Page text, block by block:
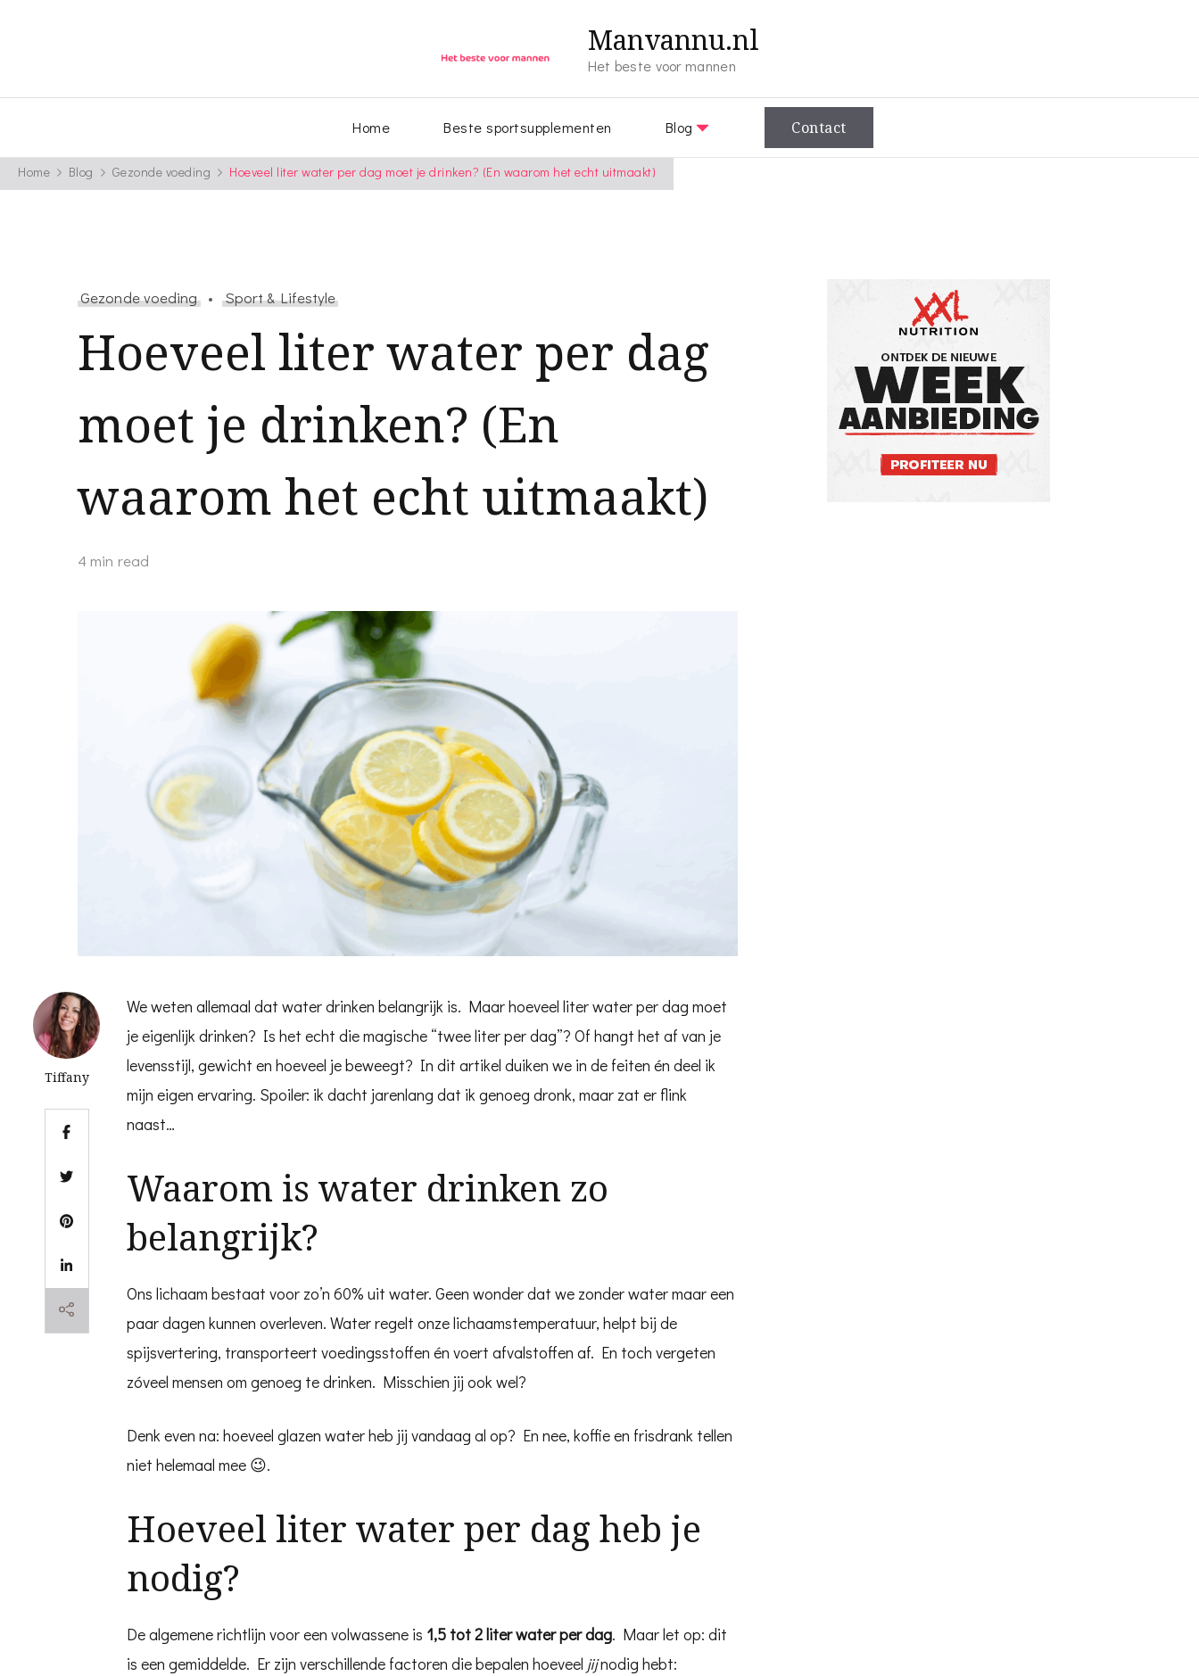
Manvannu.nl
Het beste voor mannen
Home Beste sportsupplementen Blog Contact
Home Blog Gezonde voeding Hoeveel liter water per dag moet je drinken? (En waarom het echt uitmaakt)
Gezonde voeding Sport & Lifestyle
Hoeveel liter water per dag
moet je drinken? (En
waarom het echt uitmaakt)
4 min read
Tiffany
We weten allemaal dat water drinken belangrijk is. Maar hoeveel liter water per dag moet
je eigenlijk drinken? Is het echt die magische “twee liter per dag”? Of hangt het af van je
levensstijl, gewicht en hoeveel je beweegt? In dit artikel duiken we in de feiten én deel ik
mijn eigen ervaring. Spoiler: ik dacht jarenlang dat ik genoeg dronk, maar zat er flink
naast…
Waarom is water drinken zo
belangrijk?
Ons lichaam bestaat voor zo’n 60% uit water. Geen wonder dat we zonder water maar een
paar dagen kunnen overleven. Water regelt onze lichaamstemperatuur, helpt bij de
spijsvertering, transporteert voedingsstoffen én voert afvalstoffen af. En toch vergeten
zóveel mensen om genoeg te drinken. Misschien jij ook wel?
Denk even na: hoeveel glazen water heb jij vandaag al op? En nee, koffie en frisdrank tellen
niet helemaal mee 😉.
Hoeveel liter water per dag heb je
nodig?
De algemene richtlijn voor een volwassene is 1,5 tot 2 liter water per dag. Maar let op: dit
is een gemiddelde. Er zijn verschillende factoren die bepalen hoeveel jijnodig hebt: